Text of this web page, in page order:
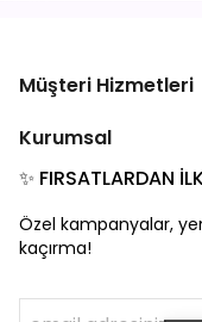
Müşteri Hizmetleri
Kurumsal
✨ FIRSATLARDAN
Özel kampanyalar,
kaçırma!